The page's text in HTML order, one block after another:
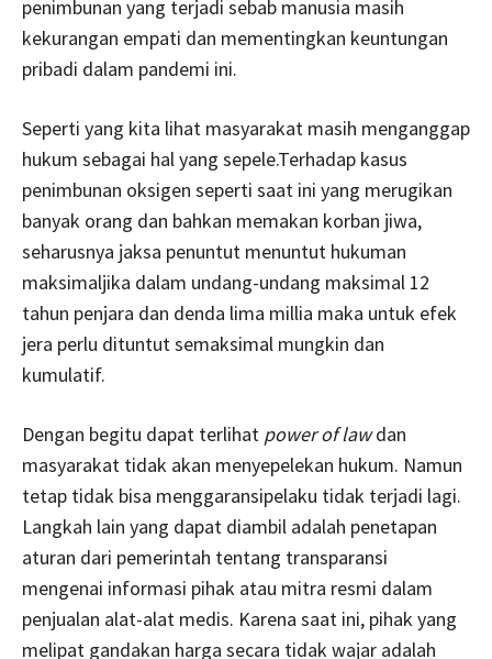
penimbunan yang terjadi sebab manusia masih
kekurangan empati dan mementingkan keuntungan
pribadi dalam pandemi ini.
Seperti yang kita lihat masyarakat masih menganggap
hukum sebagai hal yang sepele.Terhadap kasus
penimbunan oksigen seperti saat ini yang merugikan
banyak orang dan bahkan memakan korban jiwa,
seharusnya jaksa penuntut menuntut hukuman
maksimaljika dalam undang-undang maksimal 12
tahun penjara dan denda lima millia maka untuk efek
jera perlu dituntut semaksimal mungkin dan
kumulatif.
Dengan begitu dapat terlihat power of lawdan
masyarakat tidak akan menyepelekan hukum. Namun
tetap tidak bisa menggaransipelaku tidak terjadi lagi.
Langkah lain yang dapat diambil adalah penetapan
aturan dari pemerintah tentang transparansi
mengenai informasi pihak atau mitra resmi dalam
penjualan alat-alat medis. Karena saat ini, pihak yang
melipat gandakan harga secara tidak wajar adalah